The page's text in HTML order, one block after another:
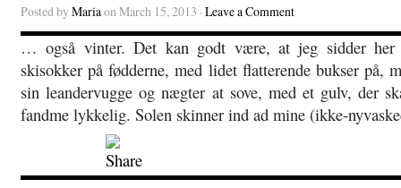
Posted byMariaon March 15, 2013 ·Leave a Comment
… også vinter. Det kan godt være, at jeg sidder her
skisokker på fødderne, med lidet flatterende bukser på,
sin leandervugge og nægter at sove, med et gulv, der
fandme lykkelig. Solen skinner ind ad mine (ikke-